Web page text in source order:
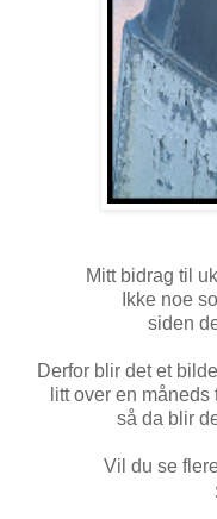
Mitt bidrag til
Ikke noe
siden
Derfor blir det et
litt over en
så da blir
Vil du se